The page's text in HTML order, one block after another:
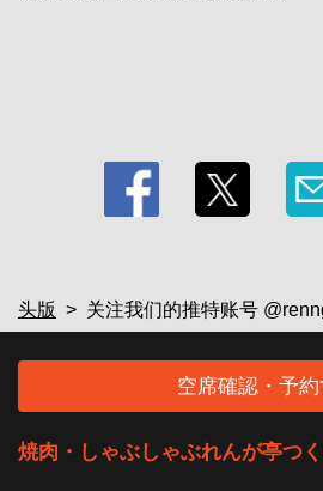
https://rengatei-tsukuba.owst.jp/coupons/
閉じる
头版 关注我们的推特账号
空席確認・予約
焼肉・しゃぶしゃぶれんが亭つ